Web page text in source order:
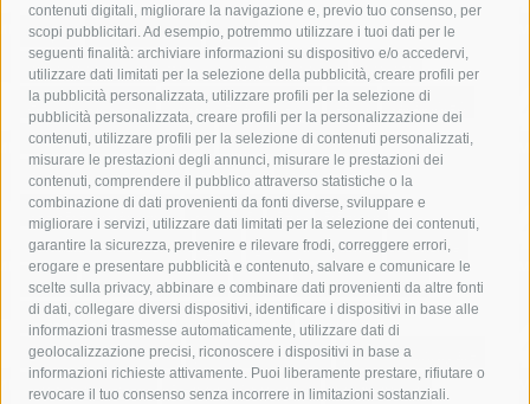
contenuti digitali, migliorare la navigazione e, previo tuo consenso, per
scopi pubblicitari. Ad esempio, potremmo utilizzare i tuoi dati per le
seguenti finalità: archiviare informazioni su dispositivo e/o accedervi,
utilizzare dati limitati per la selezione della pubblicità, creare profili per
la pubblicità personalizzata, utilizzare profili per la selezione di
pubblicità personalizzata, creare profili per la personalizzazione dei
contenuti, utilizzare profili per la selezione di contenuti personalizzati,
misurare le prestazioni degli annunci, misurare le prestazioni dei
contenuti, comprendere il pubblico attraverso statistiche o la
combinazione di dati provenienti da fonti diverse, sviluppare e
migliorare i servizi, utilizzare dati limitati per la selezione dei contenuti,
garantire la sicurezza, prevenire e rilevare frodi, correggere errori,
erogare e presentare pubblicità e contenuto, salvare e comunicare le
scelte sulla privacy, abbinare e combinare dati provenienti da altre fonti
di dati, collegare diversi dispositivi, identificare i dispositivi in base alle
informazioni trasmesse automaticamente, utilizzare dati di
geolocalizzazione precisi, riconoscere i dispositivi in base a
informazioni richieste attivamente. Puoi liberamente prestare, rifiutare o
revocare il tuo consenso senza incorrere in limitazioni sostanziali.
acqua allerta meteo
anas
area marina protetta di punta campanella
arresto
Asl Napoli 3 sud
capitaneria di porto capri
carabinieri
castellammare di stabia
circumvesuviana
comune di sorrento
concerto
contagi
costiera amalfitana
covid-19 eav
elezioni
fondazione sorrento
gori guardia costiera
incidente
lavori
lorenzo balducelli mare
massa lubrense
massimo coppola
Meta napoli
ordinanza
penisola sorrentina
piano di sorrento
polizia municipale
protezione civile
Regione Campania
sant'agnello